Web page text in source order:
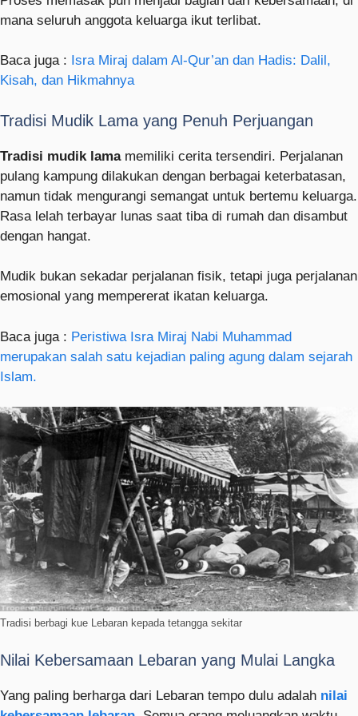
mana seluruh anggota keluarga ikut terlibat.
Baca juga : Isra Miraj dalam Al-Qur’an dan Hadis: Dalil,
Kisah, dan Hikmahnya
Tradisi Mudik Lama yang Penuh Perjuangan
Tradisi mudik lamamemiliki cerita tersendiri. Perjalanan
pulang kampung dilakukan dengan berbagai keterbatasan,
namun tidak mengurangi semangat untuk bertemu keluarga.
Rasa lelah terbayar lunas saat tiba di rumah dan disambut
dengan hangat.
Mudik bukan sekadar perjalanan fisik, tetapi juga perjalanan
emosional yang mempererat ikatan keluarga.
Baca juga : Peristiwa Isra Miraj Nabi Muhammad
merupakan salah satu kejadian paling agung dalam sejarah
Islam.
Tradisi berbagi kue Lebaran kepada tetangga sekitar
Nilai Kebersamaan Lebaran yang Mulai Langka
Yang paling berharga dari Lebaran tempo dulu adalah nilai